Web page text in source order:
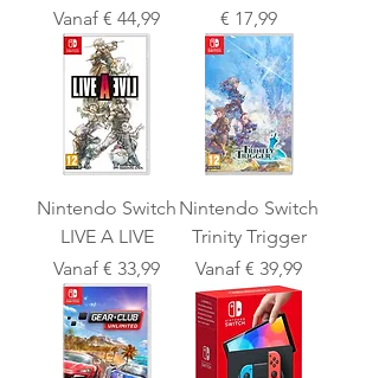
Vanaf € 44,99
Verkoopprijs
Prijs
€ 17,99
Nintendo Switch
LIVE A LIVE
Vanaf € 33,99
Verkoopprijs
Nintendo Switch
Trinity Trigger
Vanaf € 39,99
Verkoopprijs